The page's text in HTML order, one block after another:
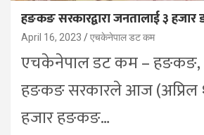
हङकङ सरकारद्वारा जनतालाई ३
April 16, 2023 एचकेनेपाल डट कम
एचकेनेपाल डट कम – हङकङ,
हङकङ सरकारले आज (अप्रिल
हजार हङकङ…